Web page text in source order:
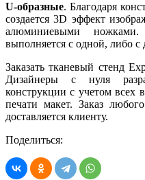
U-образные. Благодаря
создается 3D эффект
алюминиевыми
выполняется с одной, либо с
Заказать тканевый стенд
Дизайнеры с нуля
конструкции с учетом всех
печати макет. Заказ
доставляется клиенту.
Поделиться: